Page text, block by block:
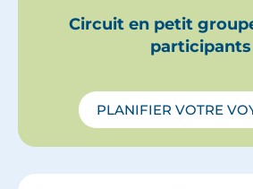
Circuit en petit
participants
PLANIFIER VOTRE